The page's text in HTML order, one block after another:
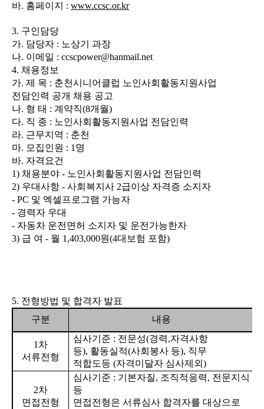
바. 홈페이지 : www.ccsc.or.kr
3. 구인담당
가. 담당자 : 노상기 과장
나. 이메일 : ccscpower@hanmail.net
4. 채용정보
가. 제 목 : 춘천시니어클럽 노인사회활동지원사업
전담인력 공개 채용 공고
나. 형 태 : 계약직(8개월)
다. 직 종 : 노인사회활동지원사업 전담인력
라. 근무지역 : 춘천
마. 모집인원 : 1 명
바. 자격요건
1) 채용분야 - 노인사회활동지원사업 전담인력
2) 우대사항 - 사회복지사 2급이상 자격증 소지자
- PC 및 엑셀프로그램 가능자
- 경력자 우대
- 자동차 운전면허 소지자 및 운전가능한자
3) 급 여 - 월 1,403,000원(4대보험 포함)
5. 전형방법 및 합격자 발표
구분
내용
1 차
서류전형
심사기준 : 전문성(경력,자격사항
등), 활동실적(사회봉사 등), 직무
적합도등 (자격미달자 심사제외 )
2차
면접전형
심사기준 : 기본자질, 조직적응력, 전문지식
등
면접전형은 서류심사 합격자를 대상으로